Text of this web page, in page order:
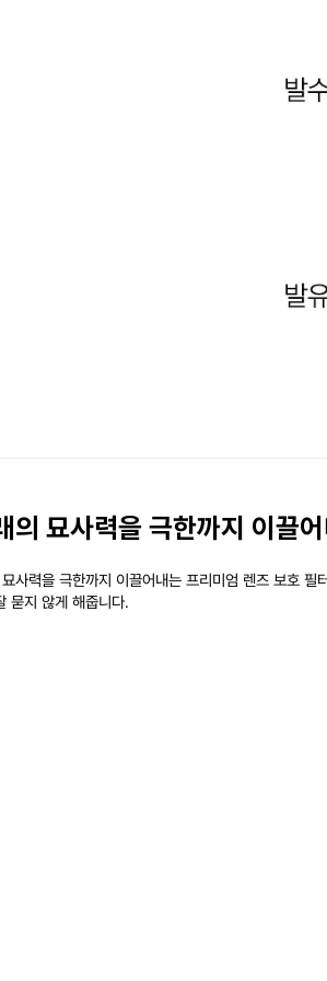
의 묘사력을 극한까지 이끌
사력을 극한까지 이끌어내는 프리미엄 렌즈 보호
묻지 않게 해줍니다.